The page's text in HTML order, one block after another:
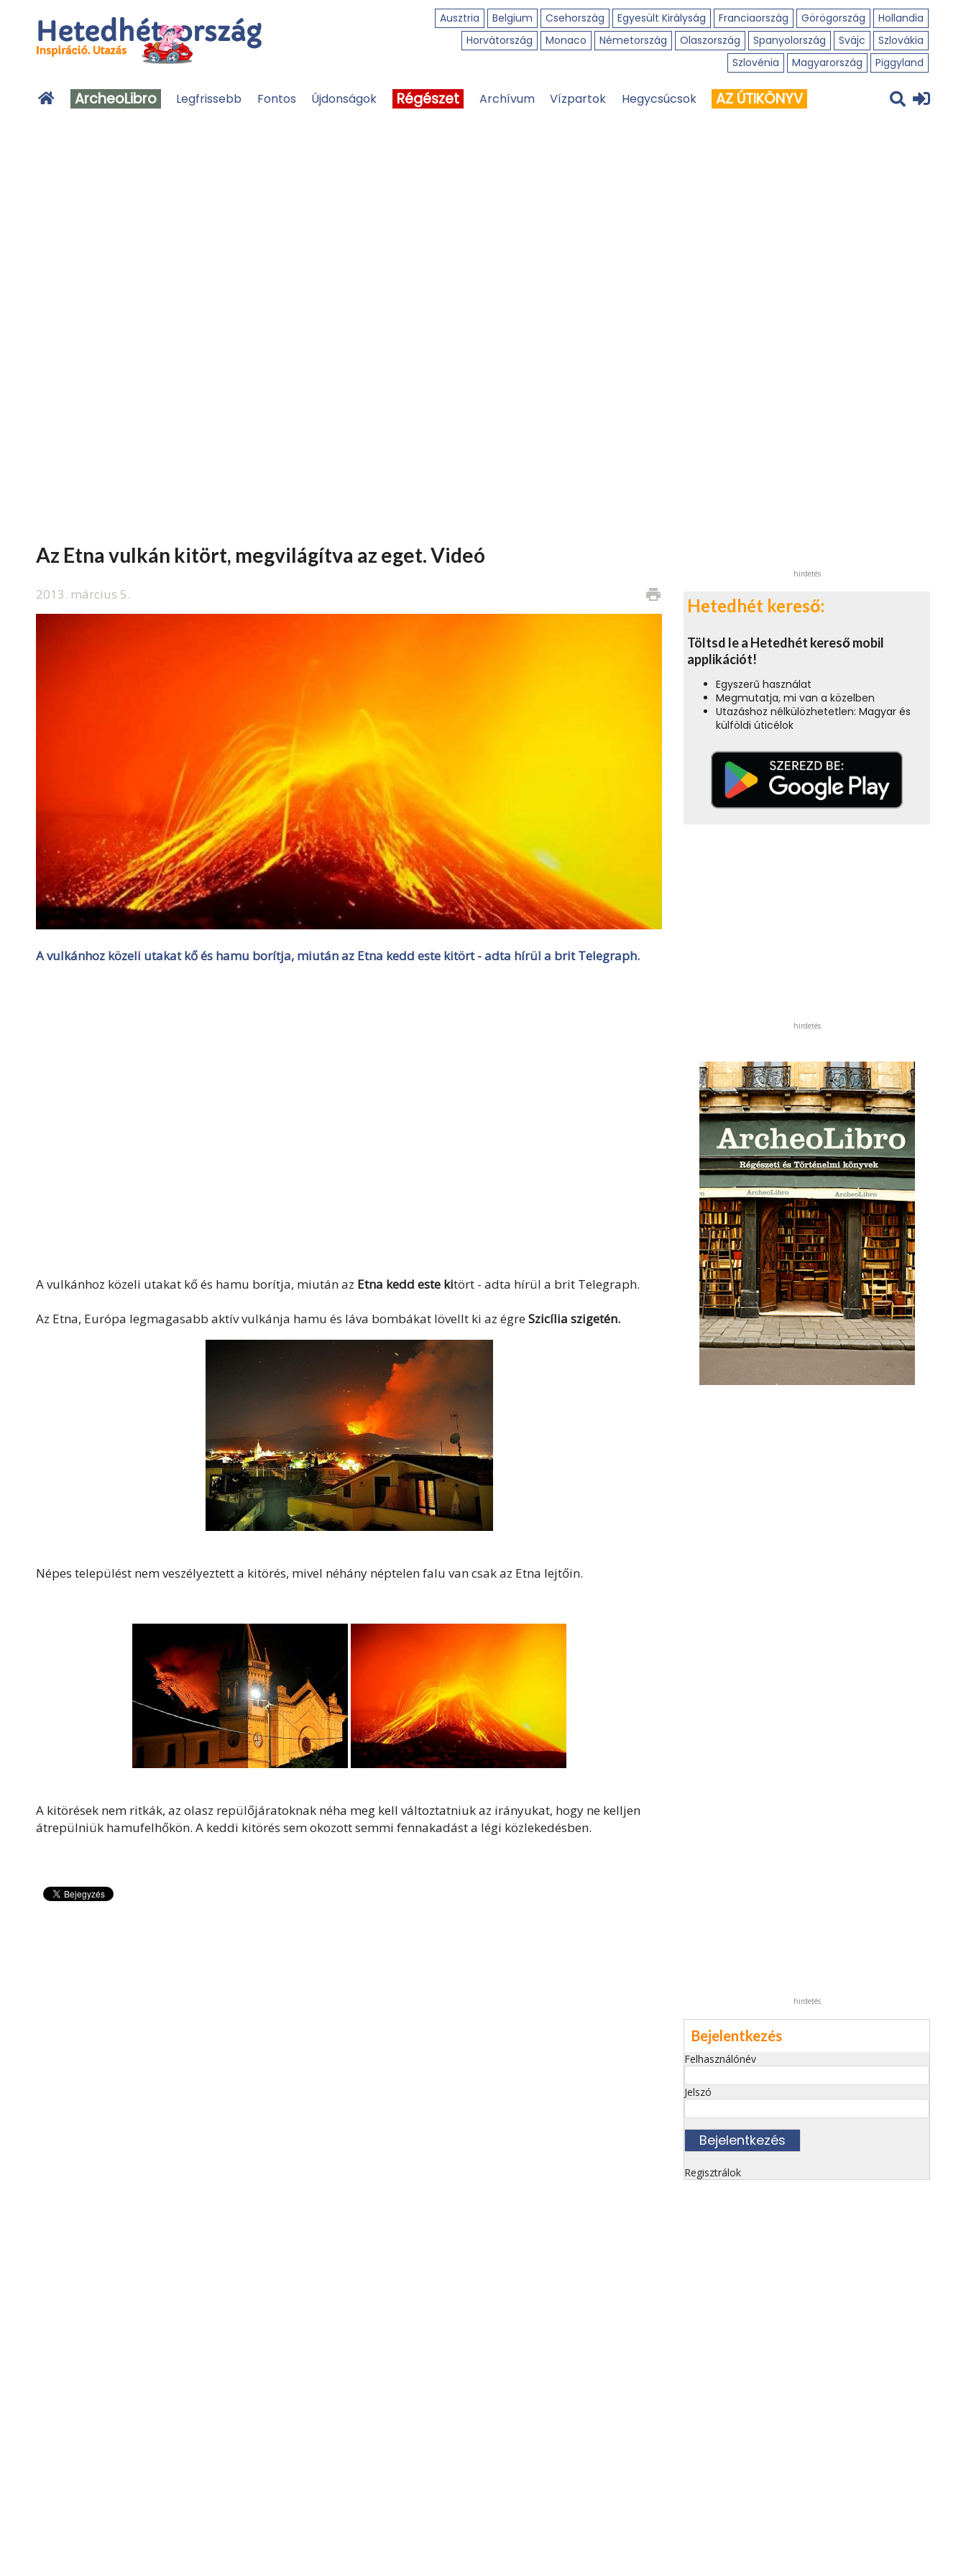
Ausztria Belgium Csehország Egyesült Királyság Franciaország Görögország
Hollandia
Horvátország
Monaco Németország Olaszország Spanyolország Svájc
Szlovákia
Szlovénia
Magyarország Piggyland
ArcheoLibro Legfrissebb Fontos Újdonságok Régészet Archívum Vízpartok Hegycsúcsok AZ ÚTIKÖNYV
Az Etna vulkán kitört, megvilágítva az eget. Videó
2013. március 5. print
A vulkánhoz közeli utakat kő és hamu borítja, miután az Etna kedd este kitört - adta hírül a brit Telegraph.
A vulkánhoz közeli utakat kő és hamu borítja, miután az Etna kedd este kitört - adta hírül a brit Telegraph.
Az Etna, Európa legmagasabb aktív vulkánja hamu és láva bombákat lövellt ki az égreSzicília szigetén.
Népes települést nem veszélyeztett a kitörés, mivel néhány néptelen falu van csak az Etna lejtőin.
A kitörések nem ritkák, az olasz repülőjáratoknak néha meg kell változtatniuk az irányukat, hogy ne kelljen
átrepülniük hamufelhőkön. A keddi kitörés sem okozott semmi fennakadást a légi közlekedésben.
hirdetés
Hetedhét kereső:
Töltsd le a Hetedhét kereső mobil
applikációt!
Egyszerű használat
Megmutatja, mi van a közelben
Utazáshoz nélkülözhetetlen: Magyar és
külföldi úticélok
hirdetés
hirdetés
Bejelentkezés
Felhasználónév
Jelszó
Regisztrálok